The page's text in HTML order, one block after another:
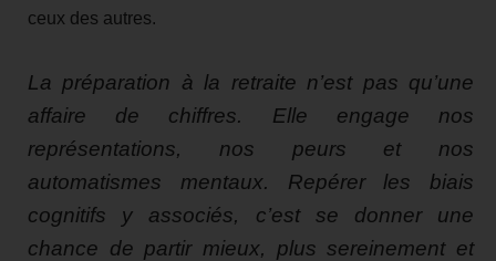
ceux des autres.
La préparation à la retraite n’est pas qu’une
affaire de chiffres. Elle engage nos
représentations, nos peurs et nos
automatismes mentaux. Repérer les biais
cognitifs y associés, c’est se donner une
chance de partir mieux, plus sereinement et